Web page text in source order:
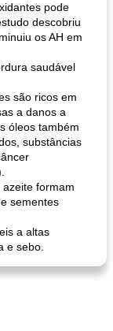
pode
descobriu
os AH em
saudável
são ricos em
a danos a
óleos também
substâncias
formam
sementes
​​a altas
e sebo.